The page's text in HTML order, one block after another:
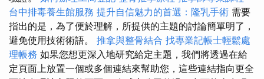
台中排毒養生館服務 提升自信魅力的首選：隆乳手術 需要
指出的是，為了便於理解，所提供的主題的討論簡單明了，
避免使用技術術語。 推拿與整骨結合 找專業記帳士輕鬆處
理帳務 如果您想更深入地研究給定主題，我們將透過在給
定頁面上放置一個或多個連結來幫助您，這些連結指向更全